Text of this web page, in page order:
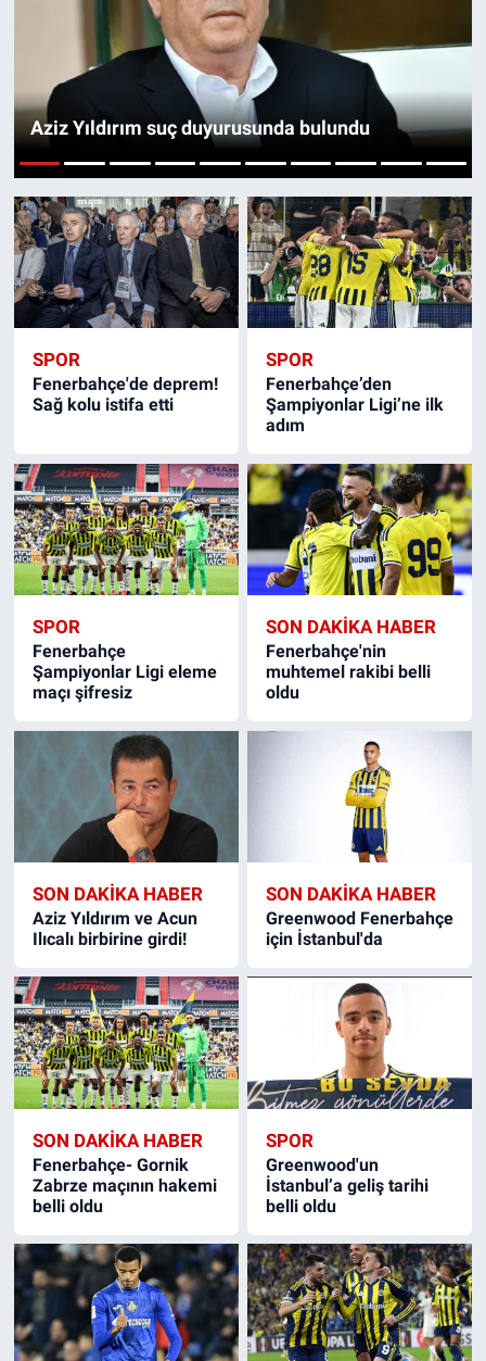
Aziz Yıldırım suç duyurusunda bulundu
1
SPOR
Fenerbahçe'de deprem!
Sağ kolu istifa etti
SPOR
Fenerbahçe’den
Şampiyonlar Ligi’ne ilk
adım
SPOR
Fenerbahçe
Şampiyonlar Ligi eleme
maçı şifresiz
SON DAKIKA HABER
Fenerbahçe'nin
muhtemel rakibi belli
oldu
SON DAKIKA HABER
Aziz Yıldırım ve Acun
Ilıcalı birbirine girdi!
SON DAKIKA HABER
Greenwood Fenerbahçe
için İstanbul'da
SON DAKIKA HABER
Fenerbahçe- Gornik
Zabrze maçının hakemi
belli oldu
SPOR
Greenwood'un
İstanbul’a geliş tarihi
belli oldu
Özel Haberler
Dünya
Kadın
Erişim Bilgileri
Sağlık
Teknoloji
Haber Arşivi